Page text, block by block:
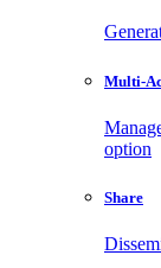
Multi-
option
Share